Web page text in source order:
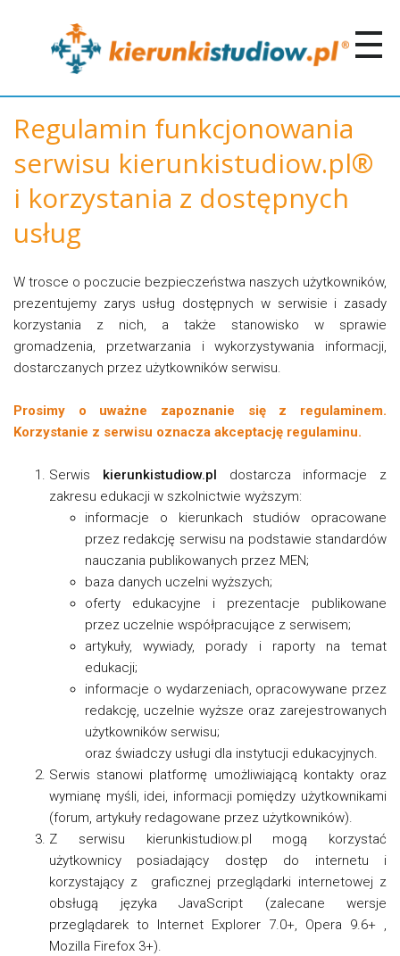
Regulamin funkcjonowania
serwisu kierunkistudiow.pl®
i korzystania z dostępnych
usług
W trosce o poczucie bezpieczeństwa naszych użytkowników,
prezentujemy zarys usług dostępnych w serwisie i zasady
korzystania z nich, a także stanowisko w sprawie
gromadzenia, przetwarzania i wykorzystywania informacji,
dostarczanych przez użytkowników serwisu.
Prosimy o uważne zapoznanie się z regulaminem.
Korzystanie z serwisu oznacza akceptację regulaminu.
Serwis kierunkistudiow.pl dostarcza informacje z
zakresu edukacji w szkolnictwie wyższym:
informacje o kierunkach studiów opracowane
przez redakcję serwisu na podstawie standardów
nauczania publikowanych przez MEN;
baza danych uczelni wyższych;
oferty edukacyjne i prezentacje publikowane
przez uczelnie współpracujące z serwisem;
artykuły, wywiady, porady i raporty na temat
edukacji;
informacje o wydarzeniach, opracowywane przez
redakcję, uczelnie wyższe oraz zarejestrowanych
użytkowników serwisu;
oraz świadczy usługi dla instytucji edukacyjnych.
Serwis stanowi platformę umożliwiającą kontakty oraz
wymianę myśli, idei, informacji pomiędzy użytkownikami
(forum, artykuły redagowane przez użytkowników).
Z serwisu kierunkistudiow.pl mogą korzystać
użytkownicy posiadający dostęp do internetu i
korzystający z graficznej przeglądarki internetowej z
obsługą języka JavaScript (zalecane wersje
przeglądarek to Internet Explorer 7.0+, Opera 9.6+ ,
Mozilla Firefox 3+).